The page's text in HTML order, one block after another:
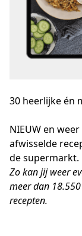
30 heerlijke én
NIEUW en
afwisselde
de supermarkt.
Zo kan jij weer
meer dan
recepten.